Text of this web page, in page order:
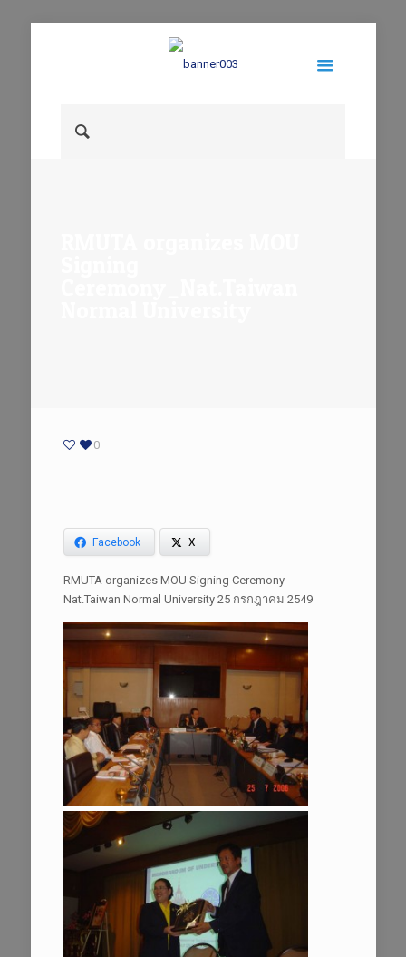
0
Facebook X
RMUTA organizes MOU Signing Ceremony
Nat.Taiwan Normal University 25 กรกฎาคม 2549